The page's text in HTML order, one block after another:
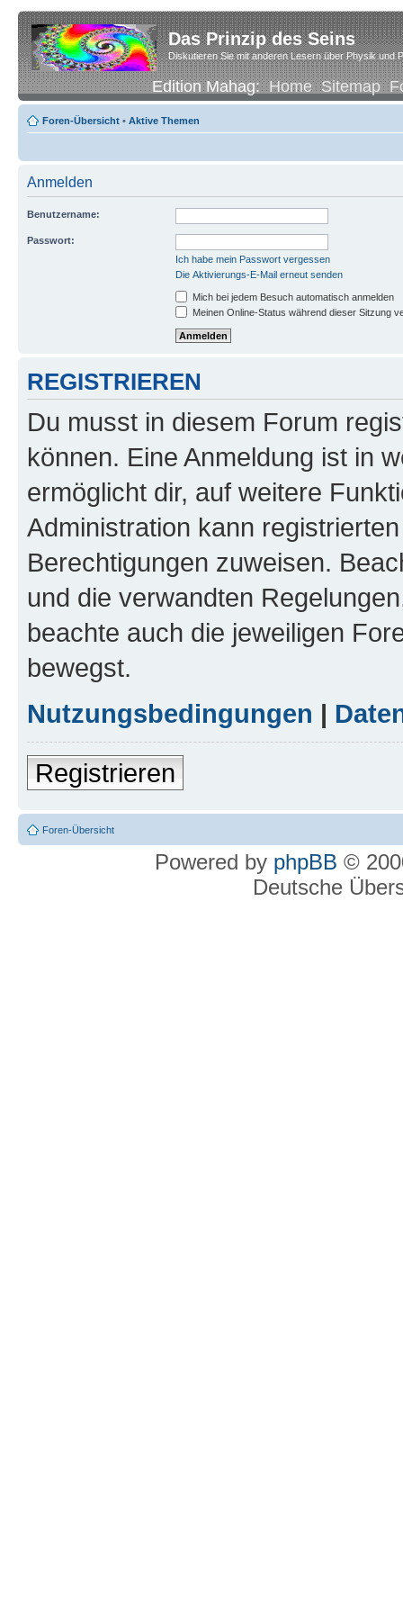
Das Prinzip des Seins
Diskutieren Sie mit anderen Lesern über Physik und
Edition Mahag:Home Sitemap
Foren-Übersicht • Aktive Themen
Anmelden
Benutzername:
Passwort:
Ich habe mein Passwort vergessen
Die Aktivierungs-E-Mail erneut senden
Mich bei jedem Besuch automatisch anmelden
Meinen Online-Status während dieser Sitzung
REGISTRIEREN
Du musst in diesem Forum
können. Eine Anmeldung ist in
ermöglicht dir, auf weitere
Administration kann
Berechtigungen zuweisen.
und die verwandten
beachte auch die jeweiligen
bewegst.
Nutzungsbedingungen |
Registrieren
Foren-Übersicht
Powered by phpBB ©
Deutsche